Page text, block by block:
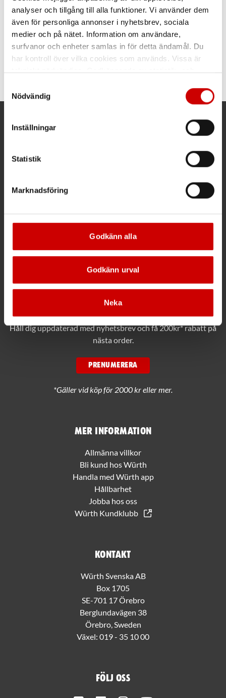
analyser och tillgång till alla funktioner. Vi använder dem
även för personliga annonser i nyhetsbrev, sociala
medier och på nätet. Information om användare,
surfvanor och enheter samlas in för detta ändamål. Du
har kontroll över vilka cookies som används. Vissa är
tekniskt nödvändiga. Godkännande av statistik- och
länder utanför EU med olika dataskyddsnormer. Genom
att godkänna samtycker du till sådana överföringar. Läs
Nödvändig
Inställningar
Statistik
Marknadsföring
Godkänn alla
Godkänn urval
Neka
Borrskruv FXS A2
Med försänkt huvud och PH-
spår
Växel
Mer information
Allmänna villkor
Bli kund hos Würth
Handla med Würth app
Hållbarhet
Jobba hos oss
Würth Kundklubb
Kontakt
Würth Svenska AB
Box 1705
SE-701 17 Örebro
Berglundavägen 38
Örebro, Sweden
Växel: 019 - 35 10 00
Följ oss
Få rabatt på ditt köp!
Håll dig uppdaterad med nyhetsbrev och få 200kr* rabatt på
nästa order.
PRENUMERERA
*Gäller vid köp för 2000 kr eller mer.